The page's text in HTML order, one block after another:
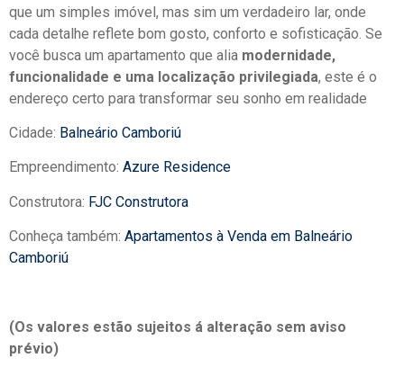
que um simples imóvel, mas sim um verdadeiro lar, onde
cada detalhe reflete bom gosto, conforto e sofisticação. Se
você busca um apartamento que alia modernidade,
funcionalidade e uma localização privilegiada, este é o
endereço certo para transformar seu sonho em realidade
Cidade: Balneário Camboriú
Empreendimento: Azure Residence
Construtora: FJC Construtora
Conheça também: Apartamentos à Venda em Balneário
Camboriú
(Os valores estão sujeitos á alteração sem aviso
prévio)